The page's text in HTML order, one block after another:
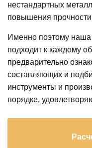
нестандартных
повышения
Именно поэтому
подходит к каждому
предварительно
составляющих и
инструменты и
порядке,